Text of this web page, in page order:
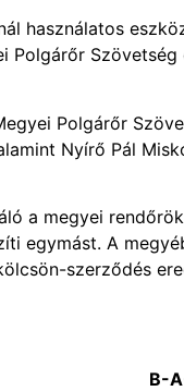
használatos
Polgárőr
Polgárőr
Nyírő Pál
a megyei
egymást. A
szerződés
B-